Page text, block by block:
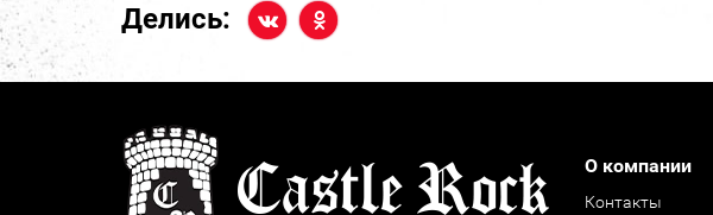
Делись:
О компании
Контакты